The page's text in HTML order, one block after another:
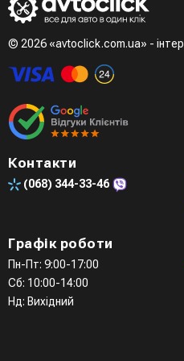
Третій варіант - зробити
Четвертий варіант -
(viber, telegram)
© 2026 «avtoclick.com.ua» -
Контакти
(068) 344-33-46
Графік роботи
Пн-Пт: 9:00-17:00
Сб: 10:00-14:00
Нд: Вихідний